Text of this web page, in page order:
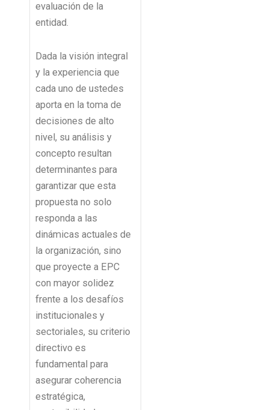
evaluación de la
entidad.
Dada la visión integral
y la experiencia que
cada uno de ustedes
aporta en la toma de
decisiones de alto
nivel, su análisis y
concepto resultan
determinantes para
garantizar que esta
propuesta no solo
responda a las
dinámicas actuales de
la organización, sino
que proyecte a EPC
con mayor solidez
frente a los desafíos
institucionales y
sectoriales, su criterio
directivo es
fundamental para
asegurar coherencia
estratégica,